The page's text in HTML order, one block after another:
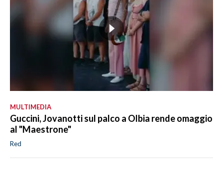
MULTIMEDIA
Guccini, Jovanotti sul palco a Olbia rende omaggio
al "Maestrone"
Red